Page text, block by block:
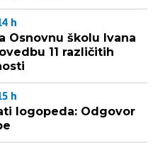
h
Osnovnu školu Ivana
11 različitih
h
logopeda: Odgovor